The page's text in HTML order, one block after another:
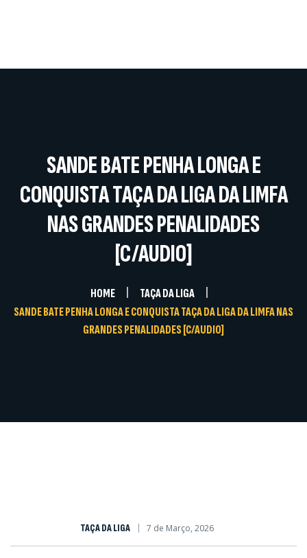
Contactos
SANDE BATE PENHA LONGA E
CONQUISTA TAÇA DA LIGA DA LIMFA
NAS GRANDES PENALIDADES
[C/AUDIO]
HOME
TAÇA DA LIGA
SANDE BATE PENHA LONGA E CONQUISTA TAÇA DA LIGA DA LIMFA NAS
GRANDES PENALIDADES [C/AUDIO]
TAÇA DA LIGA 7 de Março, 2026